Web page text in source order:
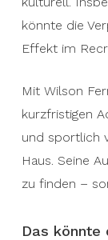
könnte die
Effekt im
Mit Wilson
kurzfristigen
und sportlich
Haus. Seine
zu finden –
Das könnte